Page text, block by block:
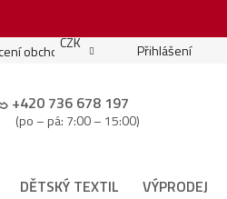
obchodu Moje objednávka
CZK Přihlášení
+420 736 678 197
(po – pá: 7:00 – 15:00)
DĚTSKÝ TEXTIL VÝPRODEJ